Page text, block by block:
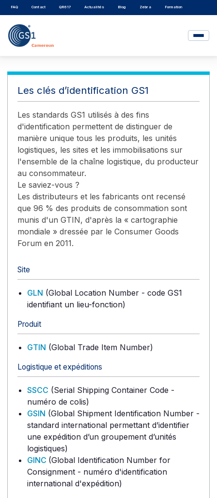
FAQ Contact QR617 Actualités Blog Zebra Formation
Les clés d’identification GS1
Les standards GS1 utilisés à des fins
d'identification permettent de distinguer de
manière unique tous les produits, les unités
logistiques, les sites et les immobilisations sur
l'ensemble de la chaîne logistique, du producteur
au consommateur.
Le saviez-vous ?
Les distributeurs et les fabricants ont recensé
que 96 % des produits de consommation sont
munis d'un GTIN, d'après la « cartographie
mondiale » dressée par le Consumer Goods
Forum en 2011.
Site
GLN (Global Location Number - code GS1
identifiant un lieu-fonction)
Produit
GTIN (Global Trade Item Number)
Logistique et expéditions
SSCC (Serial Shipping Container Code -
numéro de colis)
GSIN (Global Shipment Identification Number -
standard international permettant d’identifier
une expédition d’un groupement d’unités
logistiques)
GINC (Global Identification Number for
Consignment - numéro d'identification
international d'expédition)